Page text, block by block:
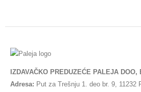
IZDAVAČKO PREDUZEĆE PALEJA DOO,
Adresa: Put za Trešnju 1. deo br. 9, 11232